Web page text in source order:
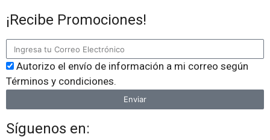
¡Recibe Promociones!
Autorizo el envío de información a mi correo según
Términos y condiciones.
Enviar
Síguenos en: